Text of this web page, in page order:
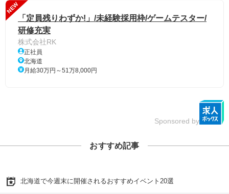
NEW
「定員残りわずか!」/未経験採用枠/ゲームテスター/
研修充実
株式会社RK
正社員
北海道
月給30万円～51万8,000円
Sponsored by
おすすめ記事
北海道で今週末に開催されるおすすめイベント20選